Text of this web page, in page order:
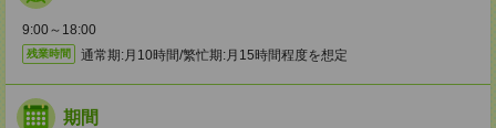
9:00～18:00
残業時間 通常期:月10時間/繁忙期:月15時間程度を想定
期間